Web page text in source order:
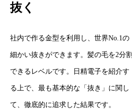
抜く
社内で作る金型を利用し、世界No.1の
細かい抜きができます。髪の毛を2分割
できるレベルです。日精電子を紹介す
る上で、最も基本的な「抜き」に関し
て、徹底的に追求した結果です。